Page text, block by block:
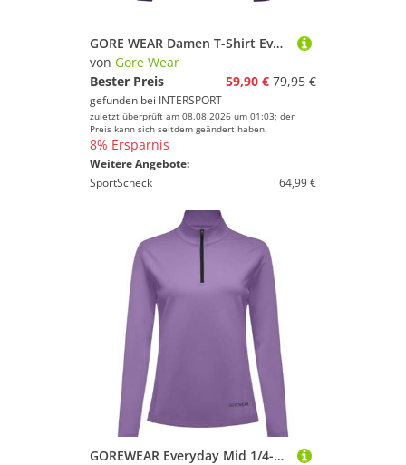
GORE WEAR Damen T-Shirt Everyday Mid 1/4-Zip Damen
von Gore Wear
Bester Preis
59,90 € 79,95 €
gefunden bei INTERSPORT
zuletzt überprüft am 08.08.2026 um 01:03; der
Preis kann sich seitdem geändert haben.
8% Ersparnis
Weitere Angebote:
SportScheck
64,99 €
GOREWEAR Everyday Mid 1/4-Zip Damen, Scrub Purple, L